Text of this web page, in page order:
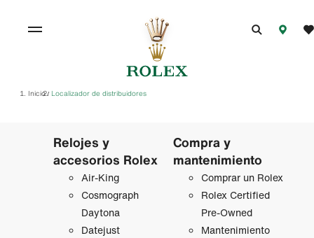
Inicio/ Localizador de distribuidores
Relojes y
accesorios Rolex
Air‑King
Cosmograph
Daytona
Datejust
Compra y
mantenimiento
Comprar un Rolex
Rolex Certified
Pre-Owned
Mantenimiento